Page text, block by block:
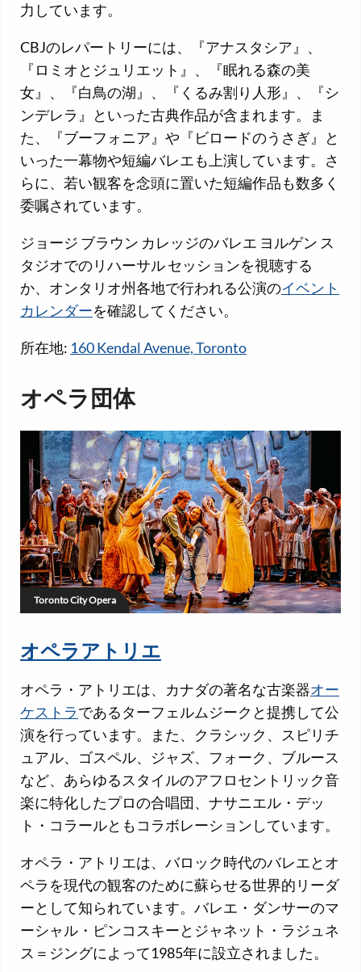
力しています。
CBJのレパートリーには、『アナスタシア』、
『ロミオとジュリエット』、『眠れる森の美
女』、『白鳥の湖』、『くるみ割り人形』、『シ
ンデレラ』といった古典作品が含まれます。ま
た、『ブーフォニア』や『ビロードのうさぎ』と
いった一幕物や短編バレエも上演しています。さ
らに、若い観客を念頭に置いた短編作品も数多く
委嘱されています。
ジョージ ブラウン カレッジのバレエ ヨルゲン ス
タジオでのリハーサル セッションを視聴する
か、オンタリオ州各地で行われる公演のイベント
カレンダーを確認してください。
所在地: 160 Kendal Avenue, Toronto
オペラ団体
Toronto City Opera
オペラアトリエ
オペラ・アトリエは、カナダの著名な古楽器オー
ケストラであるターフェルムジークと提携して公
演を行っています。また、クラシック、スピリチ
ュアル、ゴスペル、ジャズ、フォーク、ブルース
など、あらゆるスタイルのアフロセントリック音
楽に特化したプロの合唱団、ナサニエル・デッ
ト・コラールともコラボレーションしています。
オペラ・アトリエは、バロック時代のバレエとオ
ペラを現代の観客のために蘇らせる世界的リーダ
ーとして知られています。バレエ・ダンサーのマ
ーシャル・ピンコスキーとジャネット・ラジュネ
ス＝ジングによって1985年に設立されました。